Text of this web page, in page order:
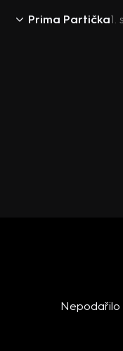
Prima Partička1.
Nepodařilo